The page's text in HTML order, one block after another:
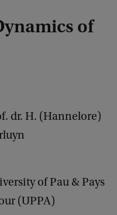
of
dr. H. (Hannelore)
of Pau & Pays
(UPPA)